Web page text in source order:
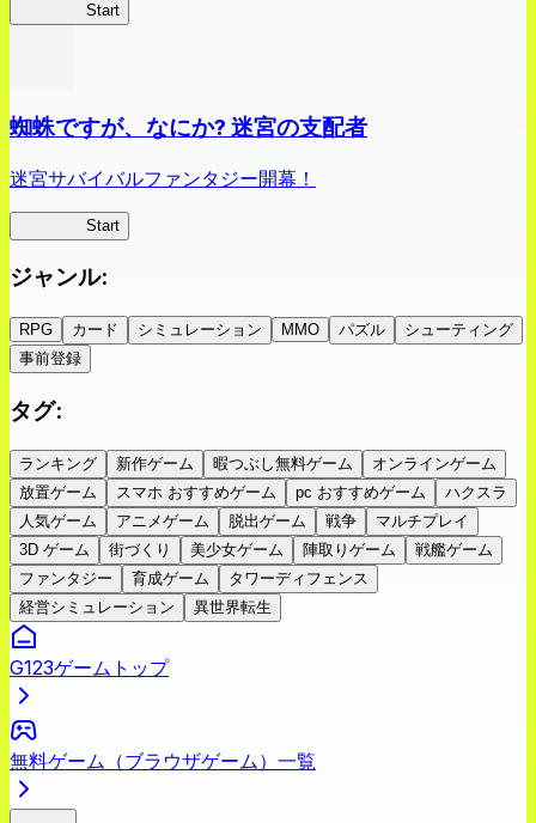
Start
蜘蛛ですが、なにか? 迷宮の支配者
迷宮サバイバルファンタジー開幕！
Start
ジャンル:
RPG カード シミュレーション MMO パズル
シューティング
事前登録
タグ:
ランキング 新作ゲーム 暇つぶし無料ゲーム
オンラインゲーム
放置ゲーム
スマホ おすすめゲーム pc おすすめゲーム
ハクスラ
人気ゲーム
アニメゲーム 脱出ゲーム 戦争
マルチプレイ
3D ゲーム
街づくり 美少女ゲーム 陣取りゲーム
戦艦ゲーム
ファンタジー
育成ゲーム
タワーディフェンス
経営シミュレーション
異世界転生
G123ゲームトップ
無料ゲーム（ブラウザゲーム）一覧